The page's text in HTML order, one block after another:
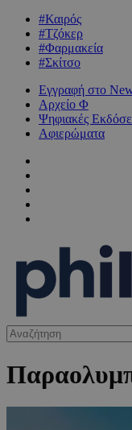
#Καιρός
#Τζόκερ
#Φαρμακεία
#Σκίτσο
Εγγραφή στο
Αρχείο Φ
Ψηφιακές
Αφιερώματα